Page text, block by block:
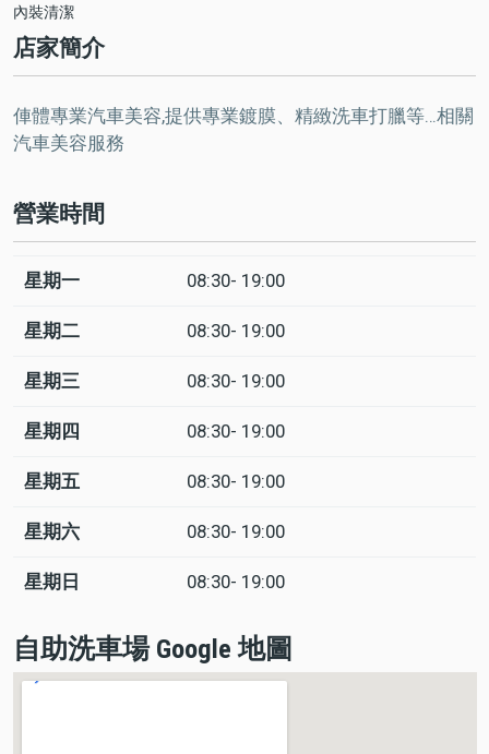
內裝清潔
店家簡介
俥體專業汽車美容,提供專業鍍膜、精緻洗車打臘等…相關
汽車美容服務
營業時間
日
Time
回
星期一 08:30- 19:00
星期二 08:30- 19:00
星期三 08:30- 19:00
星期四 08:30- 19:00
星期五 08:30- 19:00
星期六 08:30- 19:00
星期日 08:30- 19:00
自助洗車場 Google 地圖